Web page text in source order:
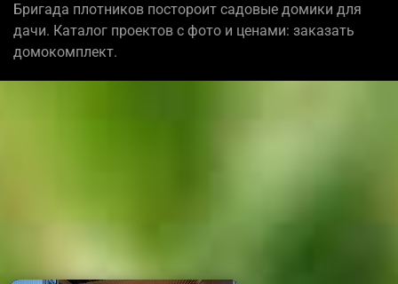
Бригада плотников постороит садовые домики для
дачи. Каталог проектов с фото и ценами: заказать
домокомплект.